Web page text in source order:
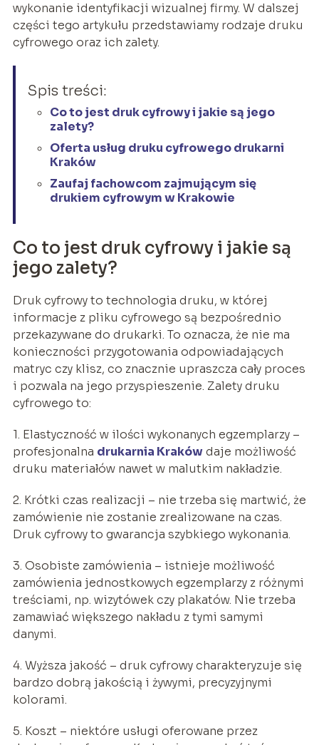
wykonanie identyfikacji wizualnej firmy. W dalszej
części tego artykułu przedstawiamy rodzaje druku
cyfrowego oraz ich zalety.
Spis treści:
Co to jest druk cyfrowy i jakie są jego
zalety?
Oferta usług druku cyfrowego drukarni
Kraków
Zaufaj fachowcom zajmującym się
drukiem cyfrowym w Krakowie
Co to jest druk cyfrowy i jakie są
jego zalety?
Druk cyfrowy to technologia druku, w której
informacje z pliku cyfrowego są bezpośrednio
przekazywane do drukarki. To oznacza, że nie ma
konieczności przygotowania odpowiadających
matryc czy klisz, co znacznie upraszcza cały proces
i pozwala na jego przyspieszenie. Zalety druku
cyfrowego to:
1. Elastyczność w ilości wykonanych egzemplarzy –
profesjonalna drukarnia Krakówdaje możliwość
druku materiałów nawet w malutkim nakładzie.
2. Krótki czas realizacji – nie trzeba się martwić, że
zamówienie nie zostanie zrealizowane na czas.
Druk cyfrowy to gwarancja szybkiego wykonania.
3. Osobiste zamówienia – istnieje możliwość
zamówienia jednostkowych egzemplarzy z różnymi
treściami, np. wizytówek czy plakatów. Nie trzeba
zamawiać większego nakładu z tymi samymi
danymi.
4. Wyższa jakość – druk cyfrowy charakteryzuje się
bardzo dobrą jakością i żywymi, precyzyjnymi
kolorami.
5. Koszt – niektóre usługi oferowane przez